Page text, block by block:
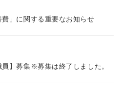
」に関する重要なお知らせ
】募集※募集は終了しました。